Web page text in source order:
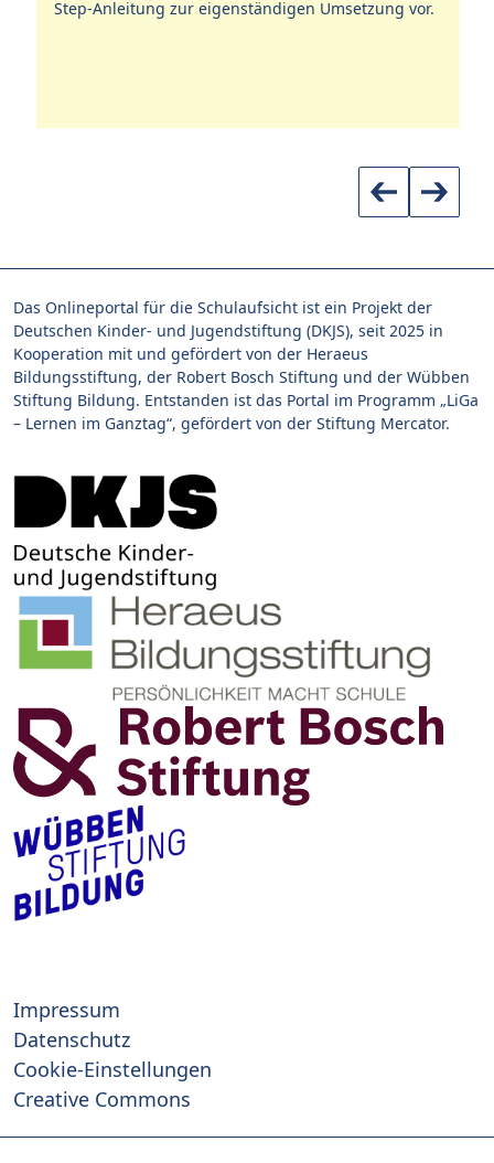
Step-Anleitung zur eigenständigen Umsetzung vor.
Das Onlineportal für die Schulaufsicht ist ein Projekt der
Deutschen Kinder- und Jugendstiftung (DKJS), seit 2025 in
Kooperation mit und gefördert von der Heraeus
Bildungsstiftung, der Robert Bosch Stiftung und der Wübben
Stiftung Bildung. Entstanden ist das Portal im Programm „LiGa
– Lernen im Ganztag“, gefördert von der Stiftung Mercator.
Impressum
Datenschutz
Cookie-Einstellungen
Creative Commons